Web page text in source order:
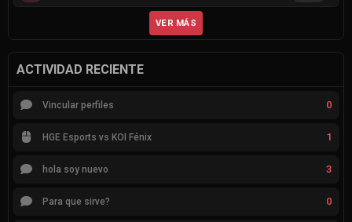
VER MÁS
ACTIVIDAD RECIENTE
Vincular perfiles 0
HGE Esports vs KOI Fénix 1
hola soy nuevo 3
Para que sirve? 0